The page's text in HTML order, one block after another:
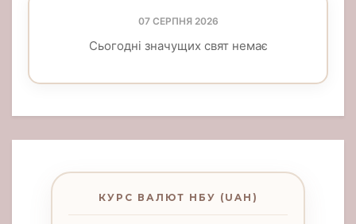
07 СЕРПНЯ 2026
Сьогодні значущих свят немає
КУРС ВАЛЮТ НБУ (UAH)